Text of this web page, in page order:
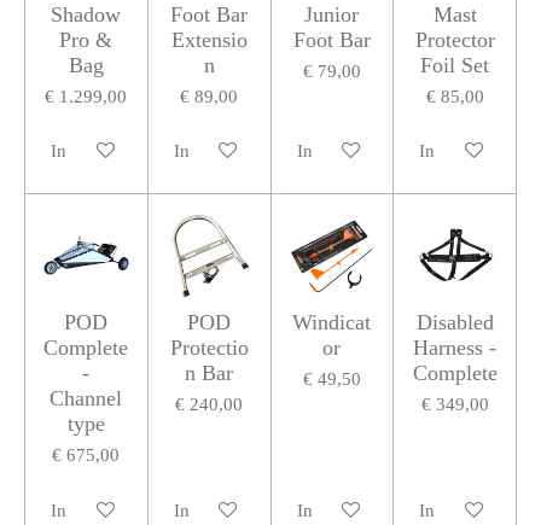
Shadow
Pro &
Bag
€ 1.299,00
In winkelwagen
Foot Bar
Extensio
n
€ 89,00
In winkelwagen
Junior
Foot Bar
€ 79,00
In winkelwagen
Mast
Protector
Foil Set
€ 85,00
In winkelwagen
POD
Complete
-
Channel
type
€ 675,00
In winkelwagen
POD
Protectio
n Bar
€ 240,00
In winkelwagen
Windicat
or
€ 49,50
In winkelwagen
Disabled
Harness -
Complete
€ 349,00
In winkelwagen